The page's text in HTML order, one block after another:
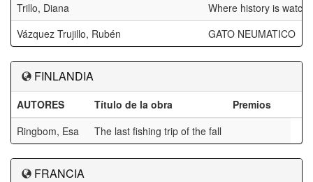
Trillo, Diana
Where history is
Vázquez Trujillo, Rubén
GATO NEUMATICO
FINLANDIA
AUTORES Título de la obra
Premios
Ringbom, Esa
The last fishing trip of the fall
FRANCIA